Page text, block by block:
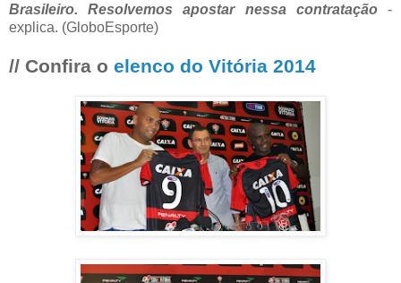
Brasileiro. Resolvemos apostar nessa contratação-
explica. (GloboEsporte)
// Confira o elenco do Vitória 2014